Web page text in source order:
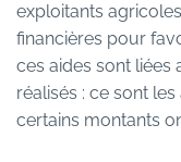
exploitants
financières pour
ces aides sont liées
réalisés : ce sont
certains montants